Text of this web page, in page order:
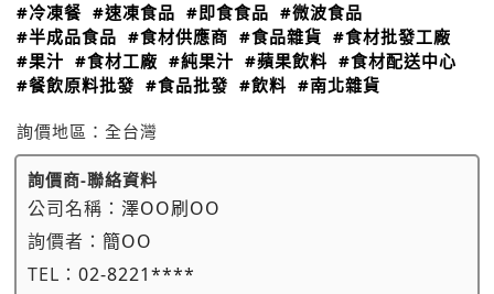
#冷凍餐 #速凍食品 #即食食品 #微波食品
#半成品食品 #食材供應商 #食品雜貨 #食材批發工廠
#果汁 #食材工廠 #純果汁 #蘋果飲料 #食材配送中心
#餐飲原料批發 #食品批發 #飲料 #南北雜貨
詢價地區： 全台灣
詢價商-聯絡資料
公司名稱： 澤OO刷OO
詢價者： 簡OO
TEL： 02-8221****